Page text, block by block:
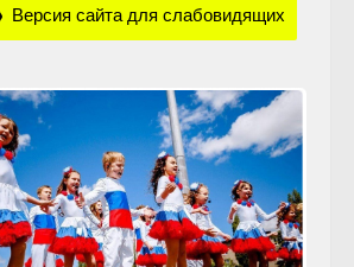
Версия сайта для слабовидящих